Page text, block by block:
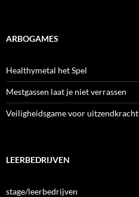
ARBOGAMES
Healthymetal het Spel
Mestgassen laat je niet verrassen
Veiligheidsgame voor uitzendkracht
LEERBEDRIJVEN
stage/leerbedrijven